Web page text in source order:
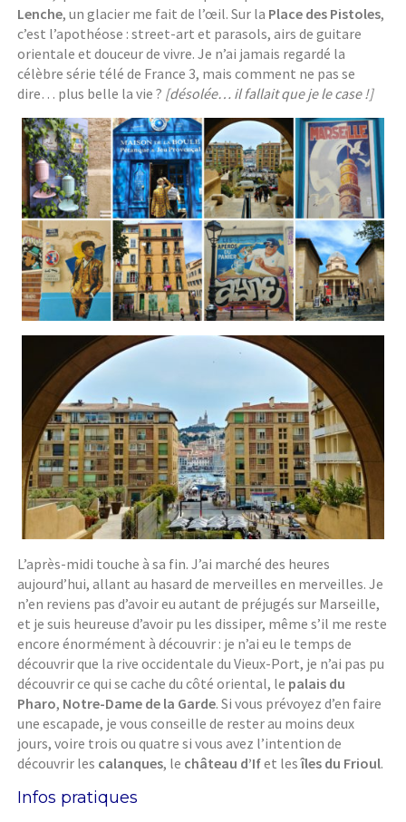
Lenche, un glacier me fait de l’œil. Sur la Place des Pistoles,
c’est l’apothéose : street-art et parasols, airs de guitare
orientale et douceur de vivre. Je n’ai jamais regardé la
célèbre série télé de France 3, mais comment ne pas se
dire… plus belle la vie ? [désolée… il fallait que je le case !]
L’après-midi touche à sa fin. J’ai marché des heures
aujourd’hui, allant au hasard de merveilles en merveilles. Je
n’en reviens pas d’avoir eu autant de préjugés sur Marseille,
et je suis heureuse d’avoir pu les dissiper, même s’il me reste
encore énormément à découvrir : je n’ai eu le temps de
découvrir que la rive occidentale du Vieux-Port, je n’ai pas pu
découvrir ce qui se cache du côté oriental, le palais du
Pharo, Notre-Dame de la Garde. Si vous prévoyez d’en faire
une escapade, je vous conseille de rester au moins deux
jours, voire trois ou quatre si vous avez l’intention de
découvrir les calanques, le château d’Ifet lesîles du Frioul.
Infos pratiques